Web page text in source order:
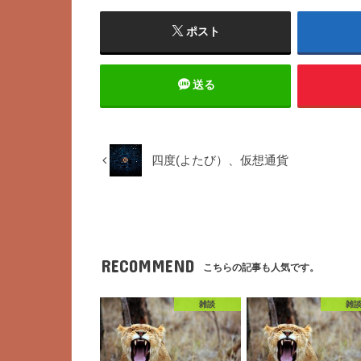
ポスト
送る
四度(よたび）、仮想通貨
RECOMMEND こちらの記事も人気です。
雑談 雑